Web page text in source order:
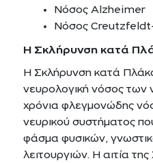
Νόσος Alzheimer
Νόσος
Η Σκλήρυνση κατά
Η Σκλήρυνση κατά
νευρολογική νόσος των
χρόνια φλεγμονώδης
νευρικού συστήματος
φάσμα φυσικών,
λειτουργιών. Η αιτία